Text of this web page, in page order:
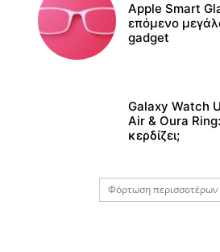
Apple Smart
επόμενο
gadget
Galaxy Watch
Air & Oura
κερδίζει;
Φόρτωση περισσοτέρων